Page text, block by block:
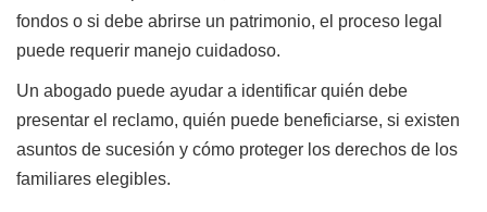
fondos o si debe abrirse un patrimonio, el proceso legal
puede requerir manejo cuidadoso.
Un abogado puede ayudar a identificar quién debe
presentar el reclamo, quién puede beneficiarse, si existen
asuntos de sucesión y cómo proteger los derechos de los
familiares elegibles.